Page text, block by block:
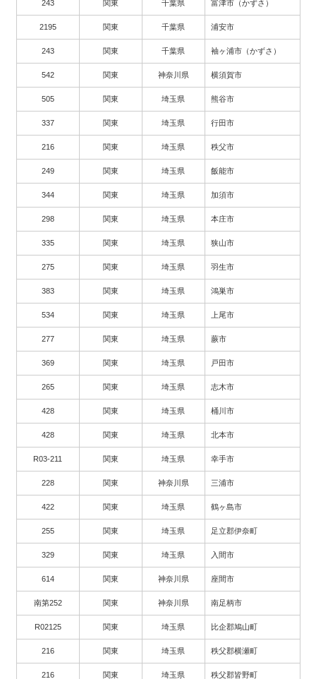
243 関東 千葉県 富津市（かずさ）
2195 関東 千葉県 浦安市
243 関東 千葉県 袖ヶ浦市（かずさ）
542 関東 神奈川県 横須賀市
505 関東 埼玉県 熊谷市
337 関東 埼玉県 行田市
216 関東 埼玉県 秩父市
249 関東 埼玉県 飯能市
344 関東 埼玉県 加須市
298 関東 埼玉県 本庄市
335 関東 埼玉県 狭山市
275 関東 埼玉県 羽生市
383 関東 埼玉県 鴻巣市
534 関東 埼玉県 上尾市
277 関東 埼玉県 蕨市
369 関東 埼玉県 戸田市
265 関東 埼玉県 志木市
428 関東 埼玉県 桶川市
428 関東 埼玉県 北本市
R03-211 関東 埼玉県 幸手市
228 関東 神奈川県 三浦市
422 関東 埼玉県 鶴ヶ島市
255 関東 埼玉県 足立郡伊奈町
329 関東 埼玉県 入間市
614 関東 神奈川県 座間市
南第252 関東 神奈川県 南足柄市
R02125 関東 埼玉県 比企郡鳩山町
216 関東 埼玉県 秩父郡横瀬町
216 関東 埼玉県 秩父郡皆野町